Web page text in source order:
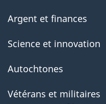
Argent et finances
Science et innovation
Autochtones
Vétérans et militaires